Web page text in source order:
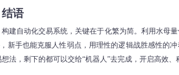
结语
构建自动化交易系统，关键在于化繁为简。利用水母
新手也能克服人性弱点，用理性的逻辑战胜感性的
想法，剩下的都可以交给“机器人”去完成，开启高效